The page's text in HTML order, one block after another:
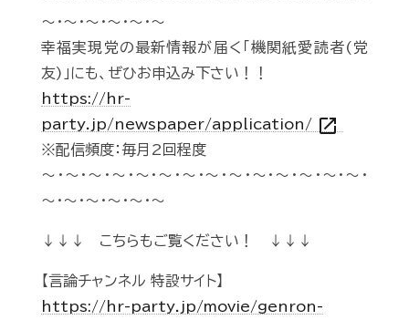
～・～・～・～・～・～
幸福実現党の最新情報が届く「機関紙愛読者(党
友)」にも、ぜひお申込み下さい！！
https://hr-
party.jp/newspaper/application/ open_in_new
※配信頻度：毎月2回程度
～・～・～・～・～・～・～・～・～・～・～・～・～・～・
～・～・～・～・～・～
↓↓↓ こちらもご覧ください！ ↓↓↓
【言論チャンネル 特設サイト】
https://hr-party.jp/movie/genron-